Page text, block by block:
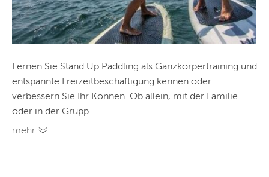
Lernen Sie Stand Up Paddling als Ganzkörpertraining und
entspannte Freizeitbeschäftigung kennen oder
verbessern Sie Ihr Können. Ob allein, mit der Familie
oder in der Grupp...
mehr